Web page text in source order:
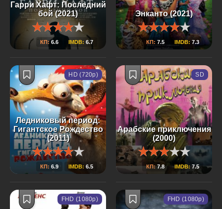
Гарри Хафт: Последний
бой (2021)
КП:6.6 IMDB: 6.7
Энканто (2021)
КП: 7.5 IMDB: 7.3
Ледниковый период:
Гигантское Рождество
(2011)
КП: 6.9 IMDB: 6.5
HD (720p)
Арабские приключения
(2000)
КП:7.8 IMDB:7.5
SD
FHD (1080p) FHD (1080p)